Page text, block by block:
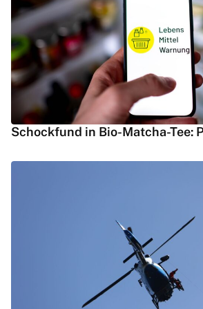
Schockfund in Bio-Matcha-Tee: